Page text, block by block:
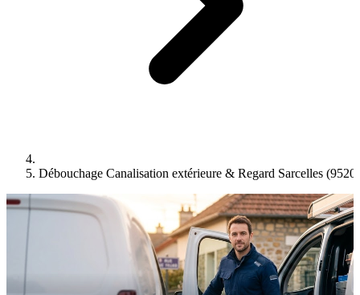
Débouchage Canalisation extérieure & Regard Sarcelles